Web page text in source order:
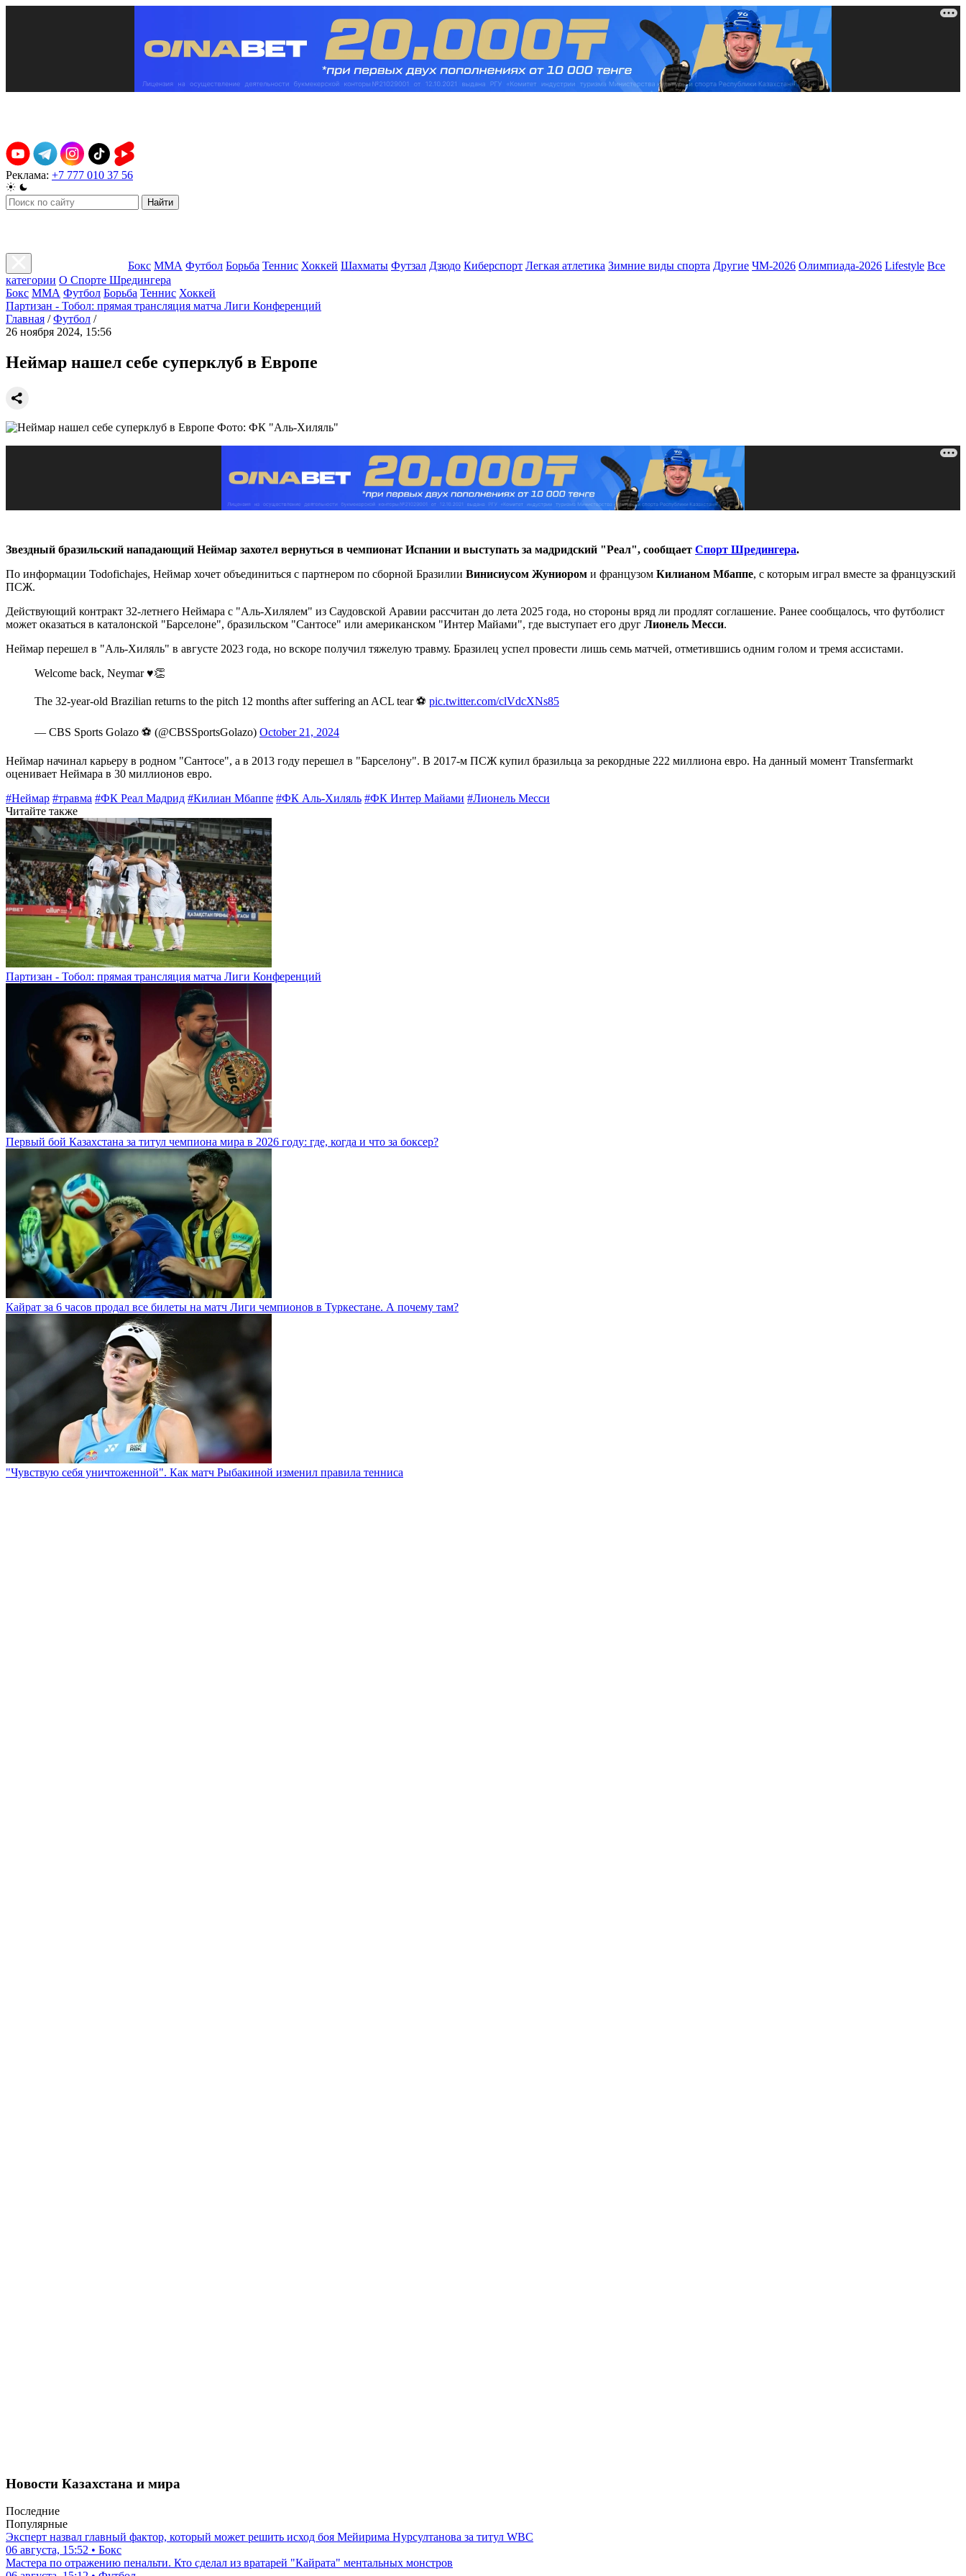
Реклама: +7 777 010 37 56
Найти
Бокс ММА Футбол Борьба Теннис Хоккей Шахматы Футзал Дзюдо Киберспорт Легкая атлетика Зимние виды спорта Другие ЧМ-2026 Олимпиада-2026 Lifestyle Все
категории О Спорте Шредингера
Бокс ММА Футбол Борьба Теннис Хоккей
Партизан - Тобол: прямая трансляция матча Лиги Конференций
Главная / Футбол /
26 ноября 2024, 15:56
Неймар нашел себе суперклуб в Европе
Фото: ФК "Аль-Хиляль"
Звездный бразильский нападающий Неймар захотел вернуться в чемпионат Испании и выступать за мадридский "Реал", сообщает Спорт Шредингера.
По информации Todofichajes, Неймар хочет объединиться с партнером по сборной Бразилии Винисиусом Жуниором и французом Килианом Мбаппе, с которым играл вместе за французский
ПСЖ.
Действующий контракт 32-летнего Неймара с "Аль-Хилялем" из Саудовской Аравии рассчитан до лета 2025 года, но стороны вряд ли продлят соглашение. Ранее сообщалось, что футболист
может оказаться в каталонской "Барселоне", бразильском "Сантосе" или американском "Интер Майами", где выступает его друг Лионель Месси.
Неймар перешел в "Аль-Хиляль" в августе 2023 года, но вскоре получил тяжелую травму. Бразилец успел провести лишь семь матчей, отметившись одним голом и тремя ассистами.
Welcome back, Neymar ♥️👏
The 32-year-old Brazilian returns to the pitch 12 months after suffering an ACL tear ⚽ pic.twitter.com/clVdcXNs85
— CBS Sports Golazo ⚽️ (@CBSSportsGolazo) October 21, 2024
Неймар начинал карьеру в родном "Сантосе", а в 2013 году перешел в "Барселону". В 2017-м ПСЖ купил бразильца за рекордные 222 миллиона евро. На данный момент Transfermarkt
оценивает Неймара в 30 миллионов евро.
#Неймар #травма #ФК Реал Мадрид #Килиан Мбаппе #ФК Аль-Хиляль #ФК Интер Майами #Лионель Месси
Читайте также
Партизан - Тобол: прямая трансляция матча Лиги Конференций
Первый бой Казахстана за титул чемпиона мира в 2026 году: где, когда и что за боксер?
Кайрат за 6 часов продал все билеты на матч Лиги чемпионов в Туркестане. А почему там?
"Чувствую себя уничтоженной". Как матч Рыбакиной изменил правила тенниса
Новости Казахстана и мира
Последние
Популярные
Эксперт назвал главный фактор, который может решить исход боя Мейирима Нурсултанова за титул WBC
06 августа, 15:52 • Бокс
Мастера по отражению пенальти. Кто сделал из вратарей "Кайрата" ментальных монстров